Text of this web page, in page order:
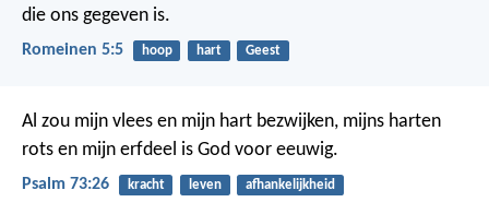
die ons gegeven is.
Romeinen 5:5 hoop hart Geest
Al zou mijn vlees en mijn hart bezwijken, mijns harten
rots en mijn erfdeel is God voor eeuwig.
Psalm 73:26 kracht leven afhankelijkheid